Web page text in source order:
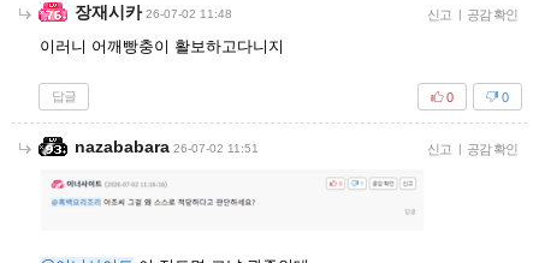
장재시카 26-07-02 11:48 신고 공감 확인
이러니 어깨빵충이 활보하고다니지
답글 0
0
nazababara 26-07-02 11:51 신고 공감 확인